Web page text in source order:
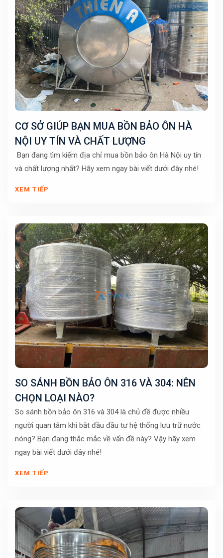
CƠ SỞ GIÚP BẠN MUA BỒN BẢO ÔN HÀ
NỘI UY TÍN VÀ CHẤT LƯỢNG
Bạn đang tìm kiếm địa chỉ mua bồn bảo ôn Hà Nội uy tín
và chất lượng nhất? Hãy xem ngay bài viết dưới đây nhé!
XEM TIẾP
SO SÁNH BỒN BẢO ÔN 316 VÀ 304: NÊN
CHỌN LOẠI NÀO?
So sánh bồn bảo ôn 316 và 304 là chủ đề được nhiều
người quan tâm khi bắt đầu đầu tư hệ thống lưu trữ nước
nóng? Bạn đang thắc mắc về vấn đề này? Vậy hãy xem
ngay bài viết dưới đây nhé!
XEM TIẾP